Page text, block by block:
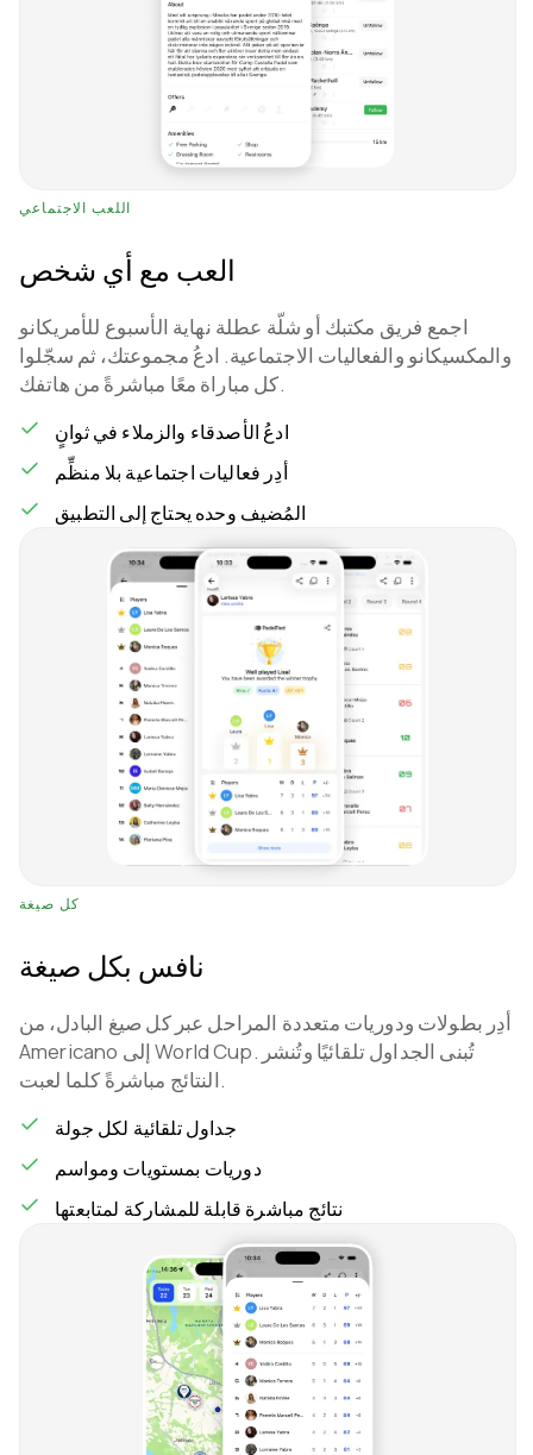
اللعب الاجتماعي
العب مع أي شخص
اجمع فريق مكتبك أو شلّة عطلة نهاية الأسبوع للأمريكانو
والمكسيكانو والفعاليات الاجتماعية. ادعُ مجموعتك، ثم سجّلوا
كل مباراة معًا مباشرةً من هاتفك.
ادعُ الأصدقاء والزملاء في ثوانٍ
أدِر فعاليات اجتماعية بلا منظِّم
المُضيف وحده يحتاج إلى التطبيق
كل صيغة
نافس بكل صيغة
أدِر بطولات ودوريات متعددة المراحل عبر كل صيغ البادل، من
Americano إلى World Cup. تُبنى الجداول تلقائيًا وتُنشر
النتائج مباشرةً كلما لعبت.
جداول تلقائية لكل جولة
دوريات بمستويات ومواسم
نتائج مباشرة قابلة للمشاركة لمتابعتها